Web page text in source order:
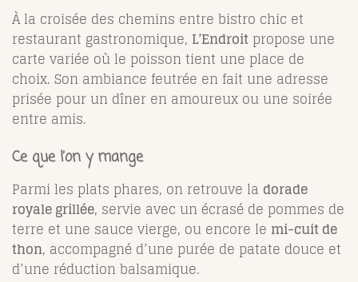
À la croisée des chemins entre bistro chic et
restaurant gastronomique, L’Endroit propose une
carte variée où le poisson tient une place de
choix. Son ambiance feutrée en fait une adresse
prisée pour un dîner en amoureux ou une soirée
entre amis.
Ce que l’on y mange
Parmi les plats phares, on retrouve la dorade
royale grillée, servie avec un écrasé de pommes de
terre et une sauce vierge, ou encore le mi-cuit de
thon, accompagné d’une purée de patate douce et
d’une réduction balsamique.